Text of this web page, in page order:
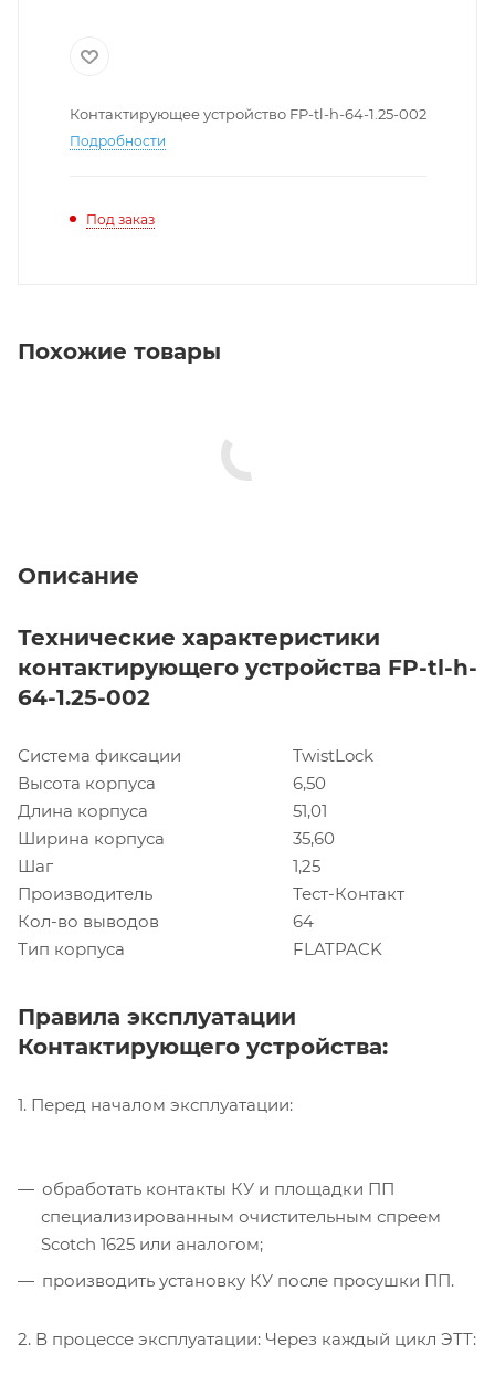
Контактирующее устройство FP-tl-h-64-1.25-002
Подробности
Под заказ
Похожие товары
Описание
Технические характеристики
контактирующего устройства FP-tl-h-
64-1.25-002
Система фиксации
TwistLock
Высота корпуса
6,50
Длина корпуса
51,01
Ширина корпуса
35,60
Шаг
1,25
Производитель
Тест-Контакт
Кол-во выводов
64
Тип корпуса
FLATPACK
Правила эксплуатации
Контактирующего устройства:
1. Перед началом эксплуатации:
обработать контакты КУ и площадки ПП
специализированным очистительным спреем
Scotch 1625 или аналогом;
производить установку КУ после просушки ПП.
2. В процессе эксплуатации: Через каждый цикл ЭТТ: